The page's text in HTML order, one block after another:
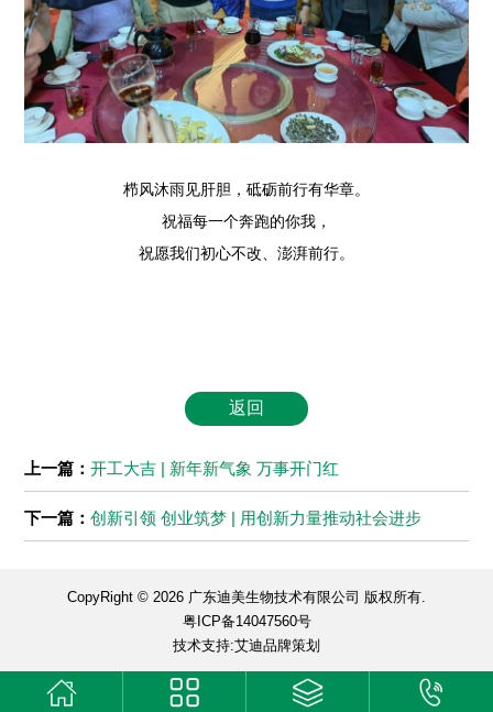
栉风沐雨见肝胆，砥砺前行有华章。
祝福每一个奔跑的你我，
祝愿我们初心不改、澎湃前行。
返回
上一篇：开工大吉 | 新年新气象 万事开门红
下一篇：创新引领 创业筑梦 | 用创新力量推动社会进步
CopyRight © 2026 广东迪美生物技术有限公司 版权所有.
粤ICP备14047560号
技术支持:艾迪品牌策划